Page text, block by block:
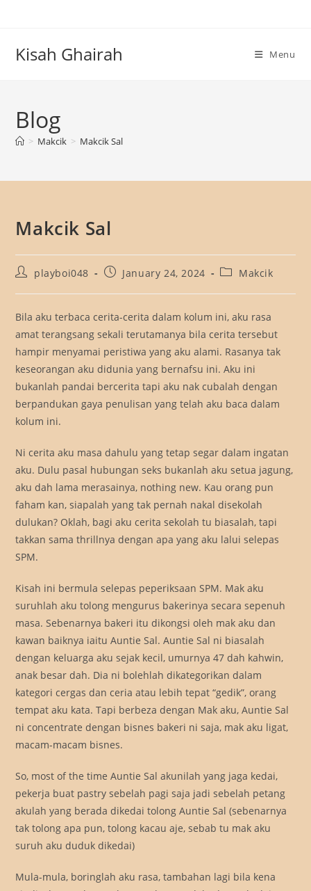
Kisah Ghairah Menu
Blog
> Makcik > Makcik Sal
Makcik Sal
Postplayboi048
PostJanuary 24, 2024
PostMakcik
Bila aku terbaca cerita-cerita dalam kolum ini, aku rasa
amat terangsang sekali terutamanya bila cerita tersebut
hampir menyamai peristiwa yang aku alami. Rasanya tak
keseorangan aku didunia yang bernafsu ini. Aku ini
bukanlah pandai bercerita tapi aku nak cubalah dengan
berpandukan gaya penulisan yang telah aku baca dalam
kolum ini.
Ni cerita aku masa dahulu yang tetap segar dalam ingatan
aku. Dulu pasal hubungan seks bukanlah aku setua jagung,
aku dah lama merasainya, nothing new. Kau orang pun
faham kan, siapalah yang tak pernah nakal disekolah
dulukan? Oklah, bagi aku cerita sekolah tu biasalah, tapi
takkan sama thrillnya dengan apa yang aku lalui selepas
SPM.
Kisah ini bermula selepas peperiksaan SPM. Mak aku
suruhlah aku tolong mengurus bakerinya secara sepenuh
masa. Sebenarnya bakeri itu dikongsi oleh mak aku dan
kawan baiknya iaitu Auntie Sal. Auntie Sal ni biasalah
dengan keluarga aku sejak kecil, umurnya 47 dah kahwin,
anak besar dah. Dia ni bolehlah dikategorikan dalam
kategori cergas dan ceria atau lebih tepat “gedik”, orang
tempat aku kata. Tapi berbeza dengan Mak aku, Auntie Sal
ni concentrate dengan bisnes bakeri ni saja, mak aku ligat,
macam-macam bisnes.
So, most of the time Auntie Sal akunilah yang jaga kedai,
pekerja buat pastry sebelah pagi saja jadi sebelah petang
akulah yang berada dikedai tolong Auntie Sal (sebenarnya
tak tolong apa pun, tolong kacau aje, sebab tu mak aku
suruh aku duduk dikedai)
Mula-mula, boringlah aku rasa, tambahan lagi bila kena